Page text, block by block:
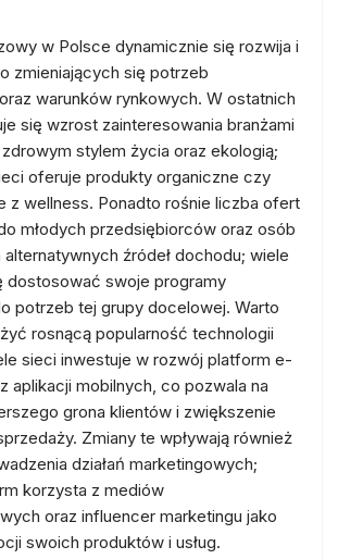
w Polsce dynamicznie się rozwija i
zmieniających się potrzeb
warunków rynkowych. W ostatnich
się wzrost zainteresowania branżami
stylem życia oraz ekologią;
oferuje produkty organiczne czy
z wellness. Ponadto rośnie liczba ofert
młodych przedsiębiorców oraz osób
źródeł dochodu; wiele
dostosować swoje programy
potrzeb tej grupy docelowej. Warto
rosnącą popularność technologii
sieci inwestuje w rozwój platform e-
aplikacji mobilnych, co pozwala na
grona klientów i zwiększenie
Zmiany te wpływają również
działań marketingowych;
korzysta z mediów
oraz influencer marketingu jako
swoich produktów i usług.